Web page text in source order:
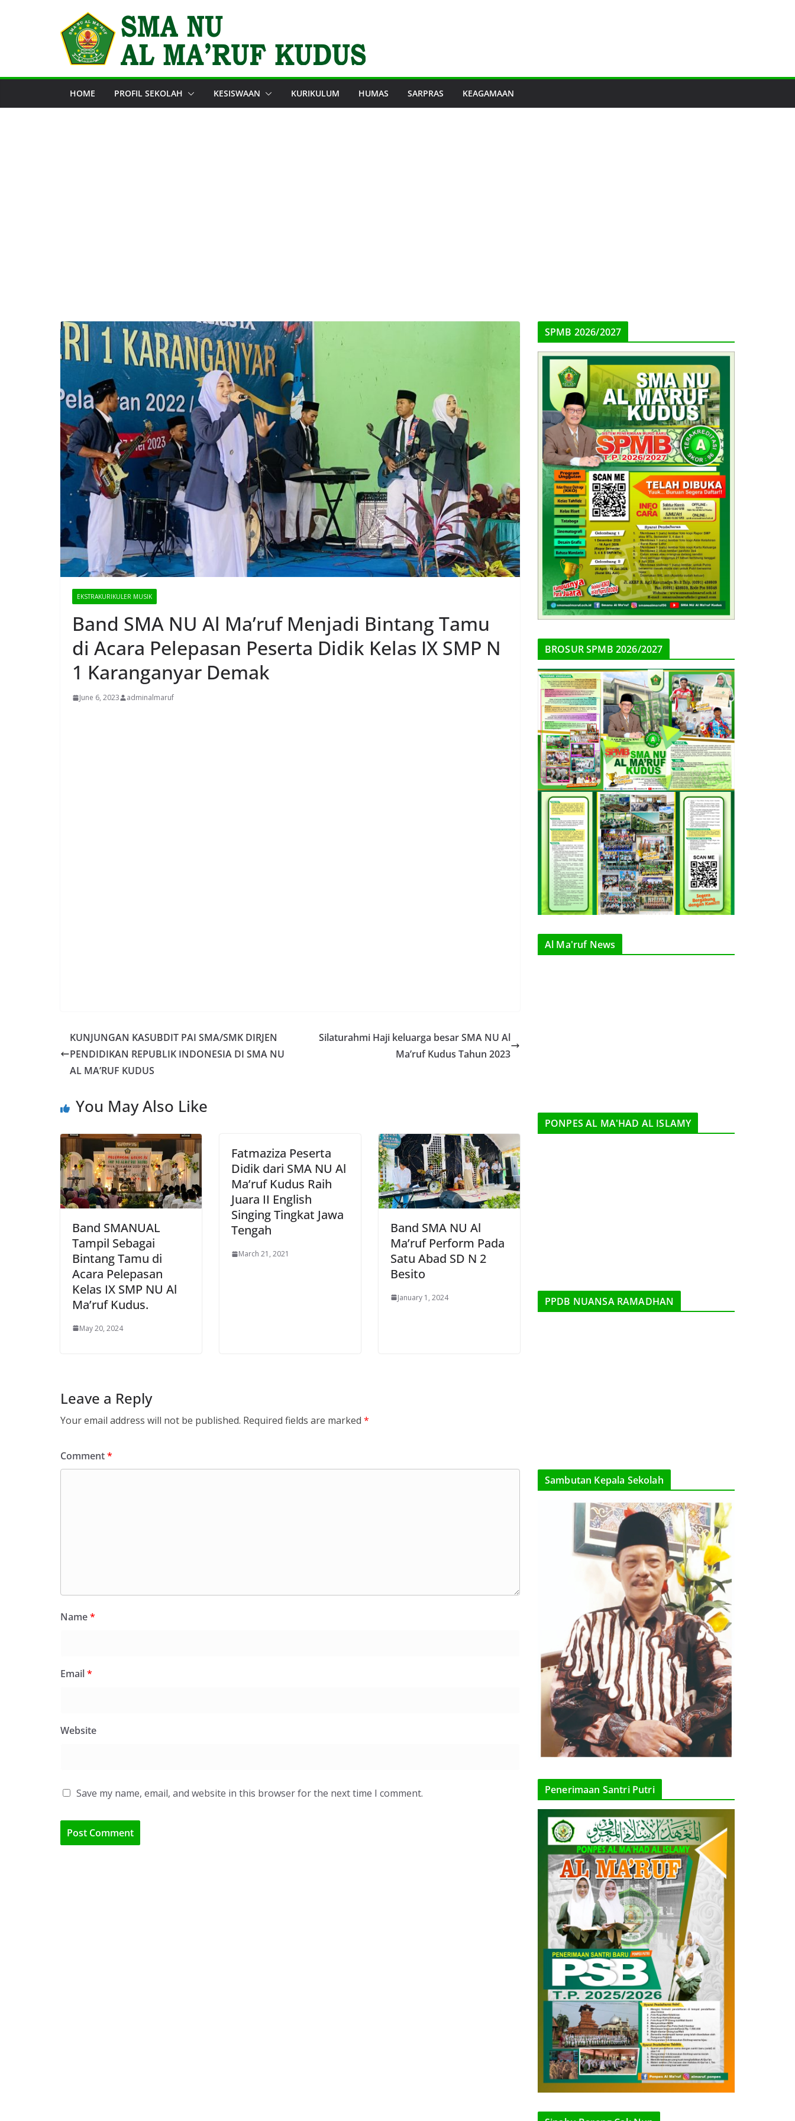
HOME PROFIL SEKOLAH KESISWAAN KURIKULUM HUMAS SARPRAS KEAGAMAAN
EKSTRAKURIKULER MUSIK
Band SMA NU Al Ma’ruf Menjadi Bintang Tamu
di Acara Pelepasan Peserta Didik Kelas IX SMP N
1 Karanganyar Demak
June 6, 2023 adminalmaruf
KUNJUNGAN KASUBDIT PAI SMA/SMK DIRJEN
PENDIDIKAN REPUBLIK INDONESIA DI SMA NU
AL MA’RUF KUDUS
Silaturahmi Haji keluarga besar SMA NU Al
Ma’ruf Kudus Tahun 2023
You May Also Like
Band SMANUAL
Tampil Sebagai
Bintang Tamu di
Acara Pelepasan
Kelas IX SMP NU Al
Ma’ruf Kudus.
May 20, 2024
Fatmaziza Peserta
Didik dari SMA NU Al
Ma’ruf Kudus Raih
Juara II English
Singing Tingkat Jawa
Tengah
March 21, 2021
Band SMA NU Al
Ma’ruf Perform Pada
Satu Abad SD N 2
Besito
January 1, 2024
Leave a Reply
Your email address will not be published. Required fields are marked *
Comment*
Name*
Email*
Website
Save my name, email, and website in this browser for the next time I comment.
SPMB 2026/2027
BROSUR SPMB 2026/2027
Al Ma'ruf News
PONPES AL MA'HAD AL ISLAMY
PPDB NUANSA RAMADHAN
Sambutan Kepala Sekolah
Penerimaan Santri Putri